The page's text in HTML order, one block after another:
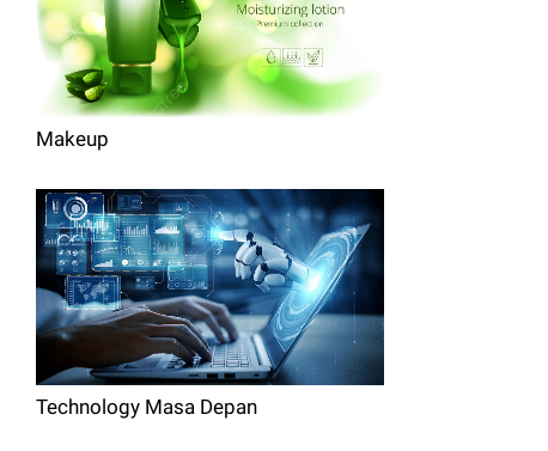
Makeup
Technology Masa Depan